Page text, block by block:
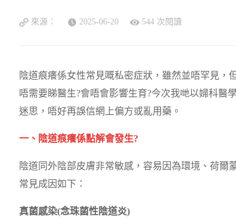
來源： 2025-06-20 544 次閱讀
陰道痕癢係女性常見嘅私密症狀，雖然並唔罕見
唔需要睇醫生?會唔會影響生育?今次我哋以婦科
迷思，唔好再誤信網上偏方或亂用藥。
一、陰道痕癢係點解會發生?
陰道同外陰部皮膚非常敏感，容易因為環境、荷爾
常見成因如下：
真菌感染(念珠菌性陰道炎)